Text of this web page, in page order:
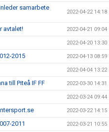
samarbete
2022-04-22 14:18
avtalet! 2022-04-21 09:04
2022-04-20 13:30
2015 2022-04-13 08:59
2022-04-04 13:22
till Piteå IF FF 2022-03-30 14:31
2022-03-24 09:44
2022-03-22 14:15
2011 2022-03-21 10:55